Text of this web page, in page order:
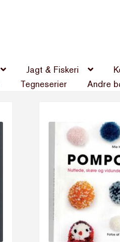
Jagt & Fiskeri
Tegneserier Andre